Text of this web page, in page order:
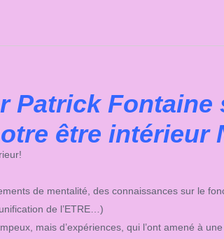
Patrick Fontaine
être intérieur
de mentalité, des connaissances sur le
de l’ETRE…)
mais d’expériences, qui l’ont amené à